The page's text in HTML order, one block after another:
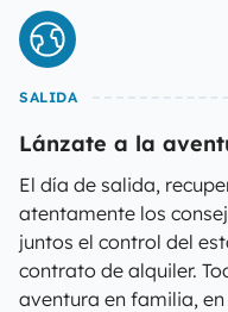
SALIDA
Lánzate a la
El día de salida,
atentamente los
juntos el control del
contrato de alquiler.
aventura en familia,